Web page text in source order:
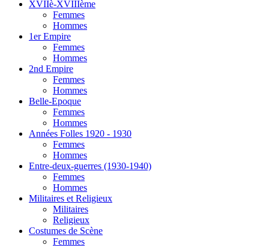
XVIIè-XVIIIème
Femmes
Hommes
1er Empire
Femmes
Hommes
2nd Empire
Femmes
Hommes
Belle-Epoque
Femmes
Hommes
Années Folles 1920 - 1930
Femmes
Hommes
Entre-deux-guerres (1930-1940)
Femmes
Hommes
Militaires et Religieux
Militaires
Religieux
Costumes de Scène
Femmes